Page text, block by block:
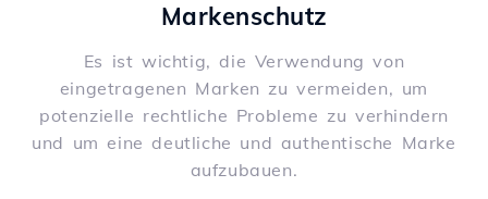
Markenschutz
Es ist wichtig, die Verwendung von
eingetragenen Marken zu vermeiden, um
potenzielle rechtliche Probleme zu verhindern
und um eine deutliche und authentische Marke
aufzubauen.